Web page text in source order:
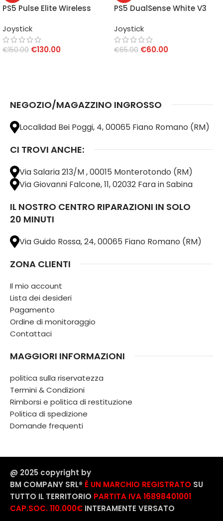
PS5 Pulse Elite Wireless
Joystick
€150.00 €130.00
PS5 DualSense White V3
Joystick
€65.00 €60.00
NEGOZIO/MAGAZZINO INGROSSO
Localidad Bei Poggi, 4, 00065 Fiano Romano (RM)
CI TROVI ANCHE:
Via Salaria 213/M , 00015 Monterotondo (RM)
Via Giovanni Falcone, 11, 02032 Fara in Sabina
IL NOSTRO CENTRO RIPARAZIONI IN SOLO
20 MINUTI
Via Guido Rossa, 24, 00065 Fiano Romano (RM)
ZONA CLIENTI
Il mio account
Lista dei desideri
Pagamento
Ordine di monitoraggio
Contattaci
MAGGIORI INFORMAZIONI
politica sulla riservatezza
Termini & Condizioni
Rimborsi e politica di restituzione
Politica di spedizione
Domande frequenti
@ 2025 copyright by
BM COMPANY SRL®️ È UN MARCHIO REGISTRATO SU
TUTTO IL TERRITORIO PARTITA IVA 16898401001
CAP.SOC. 110.000€ INTERAMENTE VERSATO